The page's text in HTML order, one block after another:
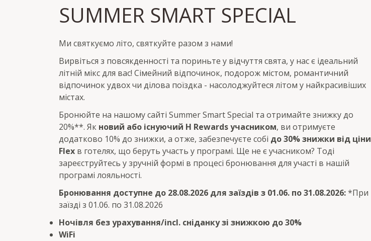
Станьте учасником та заощаджуйте до 30% знижки
Ночівля без урахування/incl. сніданку
SUMMER SMART SPECIAL
Ми святкуємо літо, святкуйте разом з нами!
Вирвіться з повсякденності та пориньте у відчуття свята, у нас є ідеальний
літній мікс для вас! Сімейний відпочинок, подорож містом, романтичний
відпочинок удвох чи ділова поїздка - насолоджуйтеся літом у найкрасивіших
містах.
Бронюйте на нашому сайті Summer Smart Special та отримайте знижку до
20%**. Як новий або існуючий H Rewards учасником, ви отримуєте
додатково 10% до знижки, а отже, забезпечуєте собі до 30% знижки від ціни
Flex в готелях, що беруть участь у програмі. Ще не є учасником? Тоді
зареєструйтесь у зручній формі в процесі бронювання для участі в нашій
програмі лояльності.
Бронювання доступне до 28.08.2026 для заїздів з 01.06. по 31.08.2026:*При
заїзді з 01.06. по 31.08.2026
Ночівля без урахування/incl. сніданку зі знижкою до 30%
WiFi